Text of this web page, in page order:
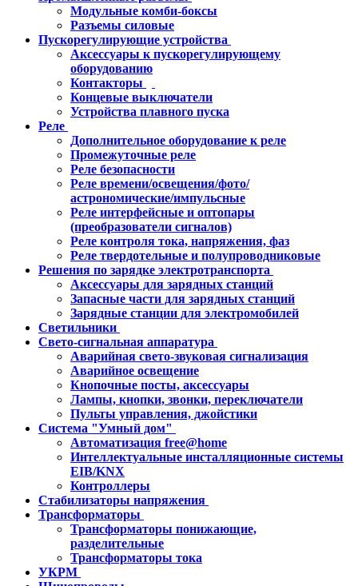
Модульные комби-боксы
Разъемы силовые
Пускорегулирующие устройства
Аксессуары к пускорегулирующему
оборудованию
Контакторы
Концевые выключатели
Устройства плавного пуска
Реле
Дополнительное оборудование к реле
Промежуточные реле
Реле безопасности
Реле времени/освещения/фото/
астрономические/импульсные
Реле интерфейсные и оптопары
(преобразователи сигналов)
Реле контроля тока, напряжения, фаз
Реле твердотельные и полупроводниковые
Решения по зарядке электротранспорта
Аксессуары для зарядных станций
Запасные части для зарядных станций
Зарядные станции для электромобилей
Светильники
Свето-сигнальная аппаратура
Аварийная свето-звуковая сигнализация
Аварийное освещение
Кнопочные посты, аксессуары
Лампы, кнопки, звонки, переключатели
Пульты управления, джойстики
Система "Умный дом"
Автоматизация free@home
Интеллектуальные инсталляционные системы
EIB/KNX
Контроллеры
Стабилизаторы напряжения
Трансформаторы
Трансформаторы понижающие,
разделительные
Трансформаторы тока
УКРМ